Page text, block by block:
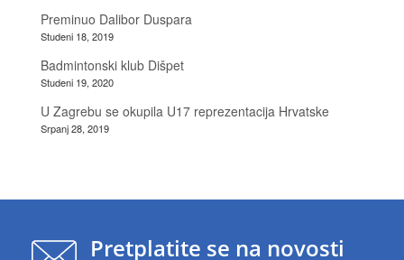
Preminuo Dalibor Duspara
Studeni 18, 2019
Badmintonski klub Dišpet
Studeni 19, 2020
U Zagrebu se okupila U17 reprezentacija Hrvatske
Srpanj 28, 2019
Pretplatite se na novosti